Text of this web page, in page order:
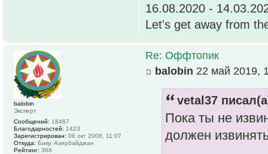
16.08.2020 -
Let's get away from
Re: Оффтопик
balobin 22 май 2019,
vetal37
Пока ты не
должен
balobin
Эксперт
Сообщений: 18467
Благодарностей: 1423
Зарегистрирован: 06 окт 2006, 11:07
Откуда: Баку, Азербайджан
Рейтинг: 368